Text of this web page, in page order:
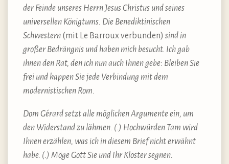
der Feinde unseres Herrn Jesus Christus und seines
universellen Königtums. Die Benediktinischen
Schwestern (mit Le Barroux verbunden) sind in
großer Bedrängnis und haben mich besucht. Ich gab
ihnen den Rat, den ich nun auch Ihnen gebe: Bleiben Sie
frei und kappen Sie jede Verbindung mit dem
modernistischen Rom.
Dom Gérard setzt alle möglichen Argumente ein, um
den Widerstand zu lähmen. (.) Hochwürden Tam wird
Ihnen erzählen, was ich in diesem Brief nicht erwähnt
habe. (.) Möge Gott Sie und Ihr Kloster segnen.